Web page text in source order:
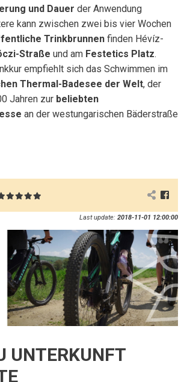
und Dauer der Anwendung
kann zwischen zwei bis vier Wochen
Trinkbrunnen finden Hévíz-
Straße und am Festetics Platz.
empfiehlt sich das Schwimmen im
Thermal-Badesee der Welt, der
Jahren zur beliebten
an der westungarischen Bäderstraße
Last update: 2018-11-01 12:00:00
UNTERKUNFT